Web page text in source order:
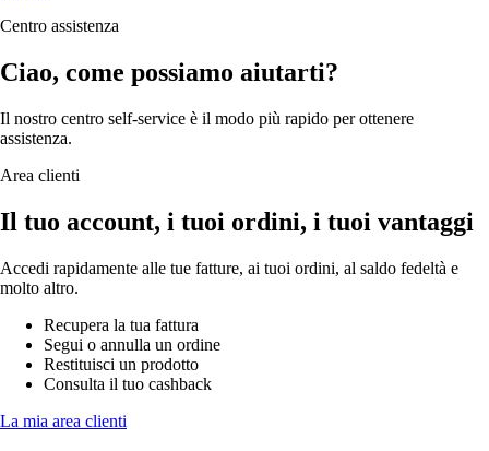
Centro assistenza
Ciao, come possiamo aiutarti?
Il nostro centro self-service è il modo più rapido per ottenere
assistenza.
Area clienti
Il tuo account, i tuoi ordini, i tuoi vantaggi
Accedi rapidamente alle tue fatture, ai tuoi ordini, al saldo fedeltà e
molto altro.
Recupera la tua fattura
Segui o annulla un ordine
Restituisci un prodotto
Consulta il tuo cashback
La mia area clienti